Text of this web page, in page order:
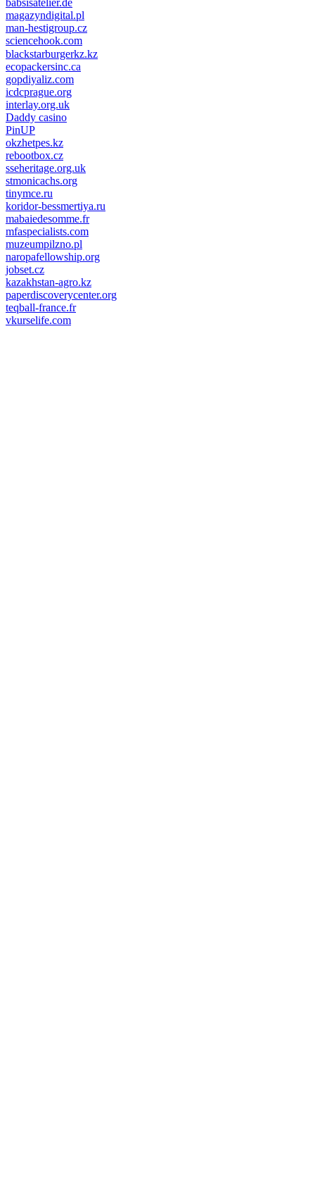
babsisatelier.de
magazyndigital.pl
man-hestigroup.cz
sciencehook.com
олимп казино
blackstarburgerkz.kz
ecopackersinc.ca
gopdiyaliz.com
icdcprague.org
interlay.org.uk
Daddy casino
PinUP
okzhetpes.kz
rebootbox.cz
sseheritage.org.uk
stmonicachs.org
tinymce.ru
koridor-bessmertiya.ru
mabaiedesomme.fr
mfaspecialists.com
muzeumpilzno.pl
naropafellowship.org
jobset.cz
kazakhstan-agro.kz
paperdiscoverycenter.org
teqball-france.fr
vkurselife.com